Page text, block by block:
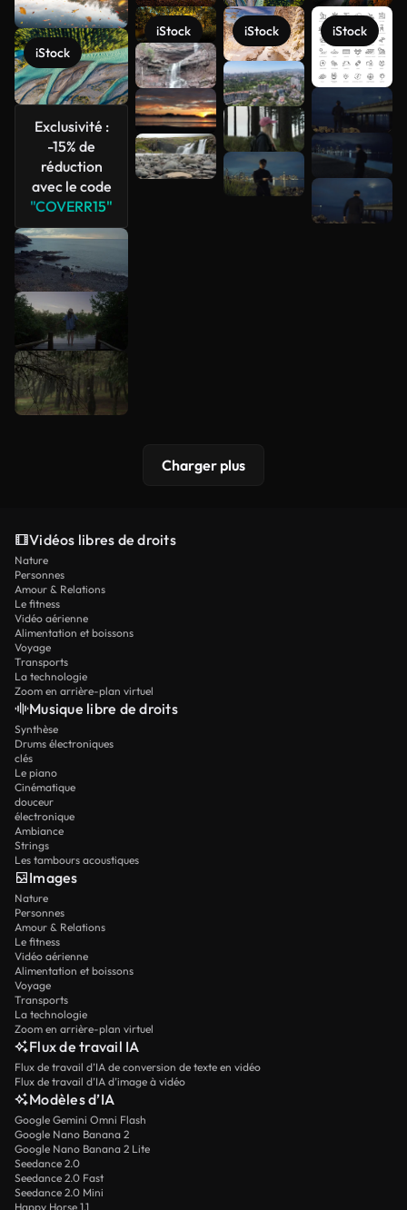
iStock
Exclusivité :
-15% de
réduction
avec le code
"COVERR15"
iStock iStock iStock
Voir plus
Charger plus
Vidéos libres de droits
Nature
Personnes
Amour & Relations
Le fitness
Vidéo aérienne
Alimentation et boissons
Voyage
Transports
La technologie
Zoom en arrière-plan virtuel
Musique libre de droits
Synthèse
Drums électroniques
clés
Le piano
Cinématique
douceur
électronique
Ambiance
Strings
Les tambours acoustiques
Images
Nature
Personnes
Amour & Relations
Le fitness
Vidéo aérienne
Alimentation et boissons
Voyage
Transports
La technologie
Zoom en arrière-plan virtuel
Flux de travail IA
Flux de travail d’IA de conversion de texte en vidéo
Flux de travail d’IA d’image à vidéo
Modèles d’IA
Google Gemini Omni Flash
Google Nano Banana 2
Google Nano Banana 2 Lite
Seedance 2.0
Seedance 2.0 Fast
Seedance 2.0 Mini
Happy Horse 1.1